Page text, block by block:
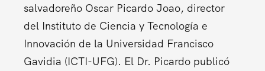
salvadoreño Oscar Picardo Joao, director
del Instituto de Ciencia y Tecnología e
Innovación de la Universidad Francisco
Gavidia (ICTI-UFG). El Dr. Picardo publicó